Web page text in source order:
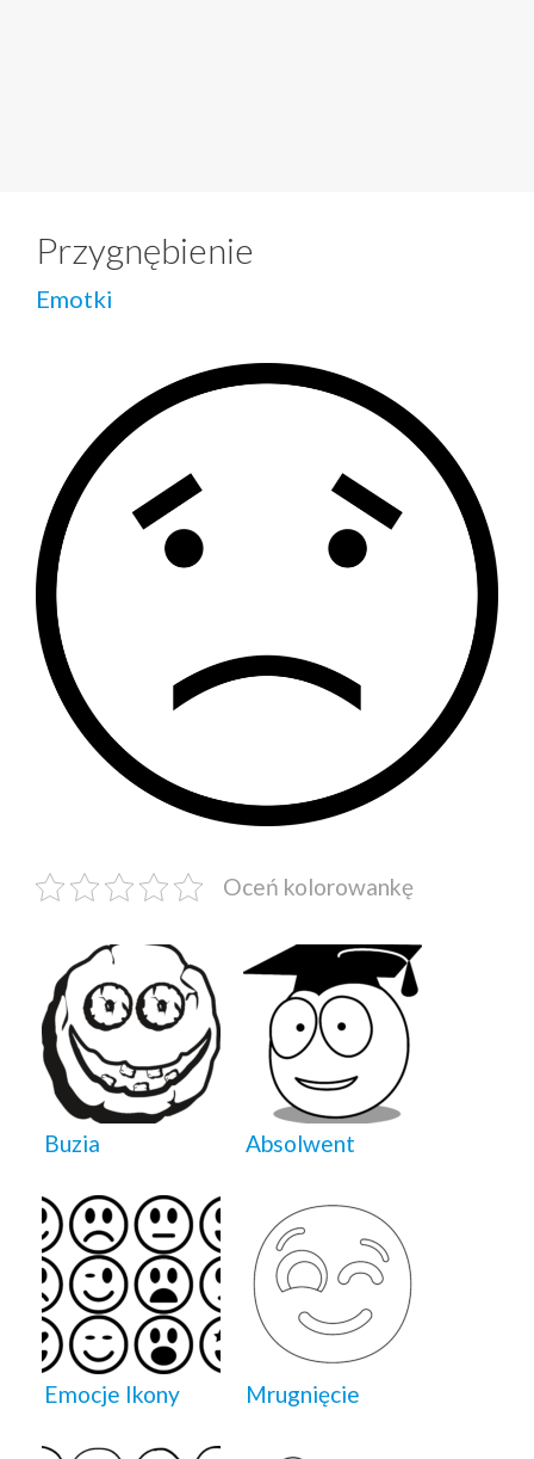
Przygnębienie
Emotki
Oceń kolorowankę
Buzia Absolwent
Emocje Ikony Mrugnięcie